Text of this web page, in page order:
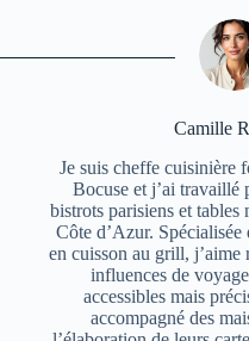
Camille
Je suis cheffe cuisinière
Bocuse et j’ai travaillé
bistrots parisiens et tables
Côte d’Azur. Spécialisée
en cuisson au grill, j’aime
influences de
accessibles mais
accompagné des